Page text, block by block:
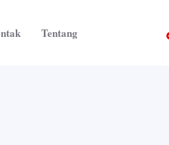
Tentang